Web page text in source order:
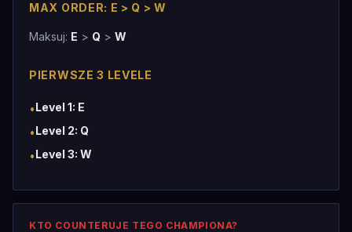
MAX ORDER: E > Q > W
Maksuj: E > Q > W
PIERWSZE 3 LEVELE
•Level 1: E
•Level 2: Q
•Level 3: W
KTO COUNTERUJE TEGO CHAMPIONA?